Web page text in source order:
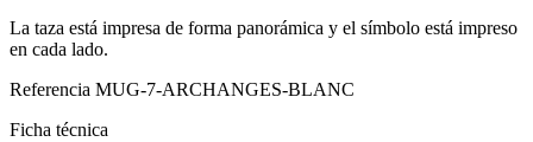
La taza está impresa de forma panorámica y el símbolo está impreso
en cada lado.
Referencia MUG-7-ARCHANGES-BLANC
Ficha técnica